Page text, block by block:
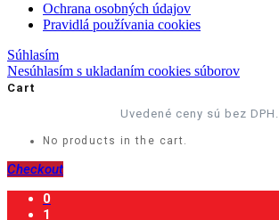
Ochrana osobných údajov
Pravidlá používania cookies
Súhlasím
Nesúhlasím s ukladaním cookies súborov
Cart
Uvedené ceny sú bez DPH.
No products in the cart.
Checkout
0
1